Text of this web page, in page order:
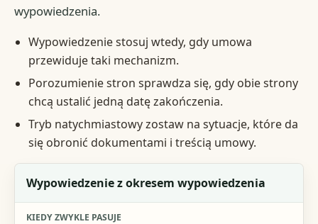
wypowiedzenia.
Wypowiedzenie stosuj wtedy, gdy umowa
przewiduje taki mechanizm.
Porozumienie stron sprawdza się, gdy obie strony
chcą ustalić jedną datę zakończenia.
Tryb natychmiastowy zostaw na sytuacje, które da
się obronić dokumentami i treścią umowy.
Wariant zakończenia
Kiedy zwykle pasuje
Wypowiedzenie z okresem wypowiedzenia